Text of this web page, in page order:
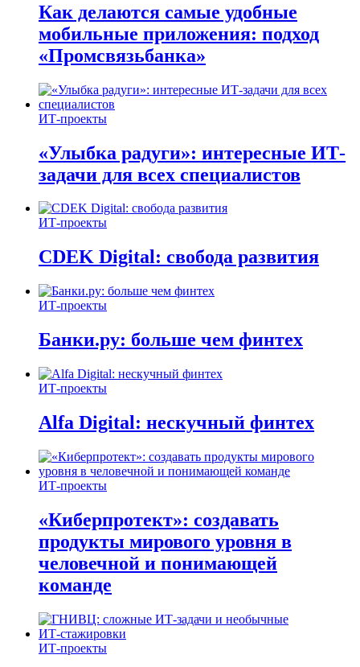
Как делаются самые удобные
мобильные приложения: подход
«Промсвязьбанка»
ИТ-проекты
«Улыбка радуги»: интересные ИТ-
задачи для всех специалистов
ИТ-проекты
CDEK Digital: свобода развития
ИТ-проекты
Банки.ру: больше чем финтех
ИТ-проекты
Alfa Digital: нескучный финтех
ИТ-проекты
«Киберпротект»: создавать
продукты мирового уровня в
человечной и понимающей
команде
ИТ-проекты